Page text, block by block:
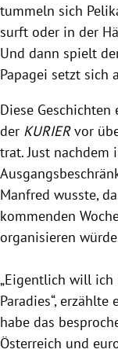
tummeln sich
surft oder in der
Und dann spielt
Papagei setzt sich
Diese
der KURIERvor
trat. Just nachdem
Manfred wusste,
kommenden
organisieren
„Eigentlich will
Paradies“,
habe das
Österreich und